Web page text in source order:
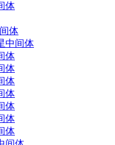
体
体
中间体
体
体
体
体
体
体
体